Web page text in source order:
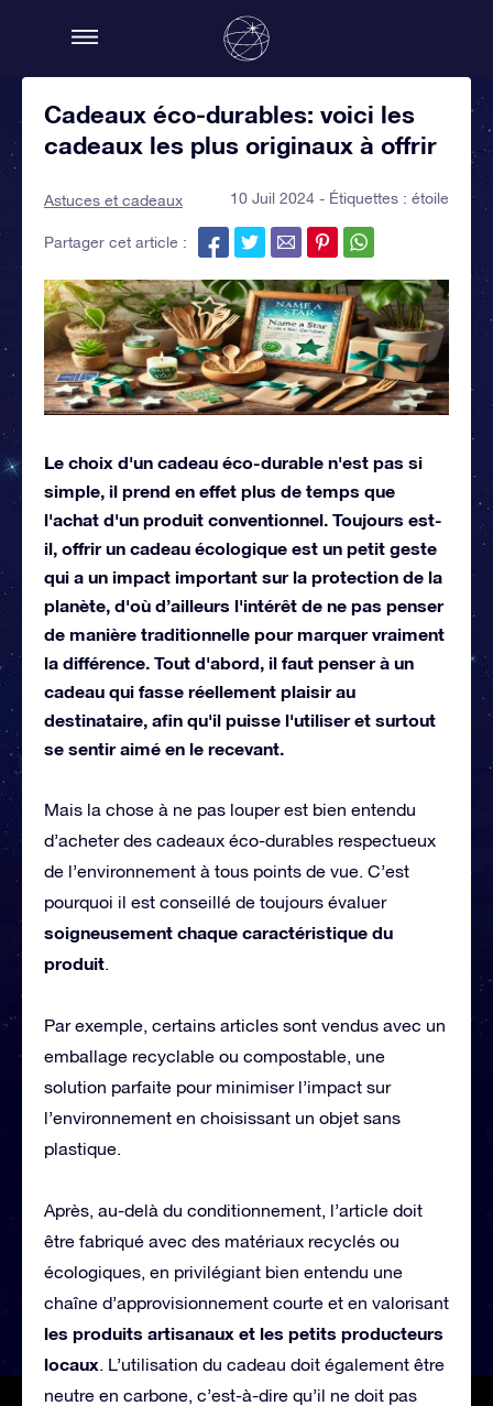
Cadeaux éco-durables: voici les
cadeaux les plus originaux à offrir
Astuces et cadeaux 10 Juil 2024 - Étiquettes : étoile
Partager cet article :
Le choix d'un cadeau éco-durable n'est pas si
simple, il prend en effet plus de temps que
l'achat d'un produit conventionnel. Toujours est-
il, offrir un cadeau écologique est un petit geste
qui a un impact important sur la protection de la
planète, d'où d’ailleurs l'intérêt de ne pas penser
de manière traditionnelle pour marquer vraiment
la différence. Tout d'abord, il faut penser à un
cadeau qui fasse réellement plaisir au
destinataire, afin qu'il puisse l'utiliser et surtout
se sentir aimé en le recevant.
Mais la chose à ne pas louper est bien entendu
d’acheter des cadeaux éco-durables respectueux
de l’environnement à tous points de vue. C’est
pourquoi il est conseillé de toujours évaluer
soigneusement chaque caractéristique du
produit.
Par exemple, certains articles sont vendus avec un
emballage recyclable ou compostable, une
solution parfaite pour minimiser l’impact sur
l’environnement en choisissant un objet sans
plastique.
Après, au-delà du conditionnement, l’article doit
être fabriqué avec des matériaux recyclés ou
écologiques, en privilégiant bien entendu une
chaîne d’approvisionnement courte et en valorisant
les produits artisanaux et les petits producteurs
locaux. L’utilisation du cadeau doit également être
neutre en carbone, c’est-à-dire qu’il ne doit pas